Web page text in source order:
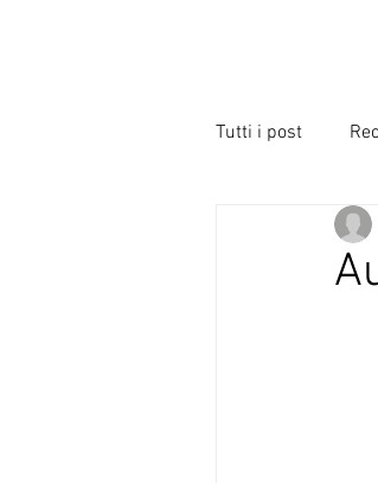
Tutti i post